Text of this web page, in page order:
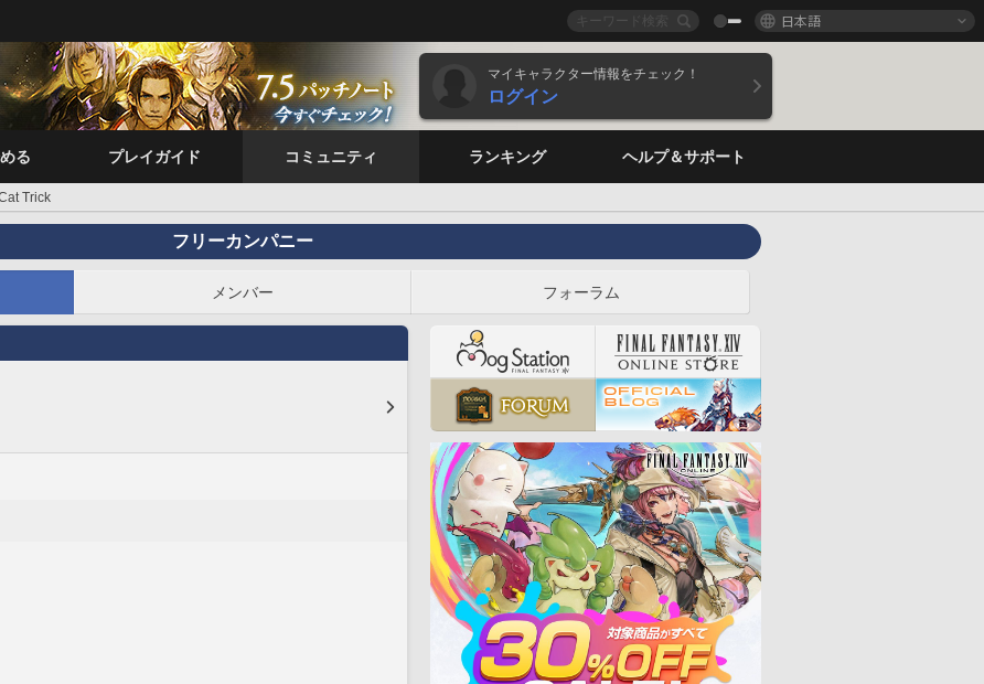
日本語
マイキャラクター情報をチェック！
ログイン
る プレイガイド コミュニティ ランキング ヘルプ＆サポート
Trick
フリーカンパニー
メンバー フォーラム